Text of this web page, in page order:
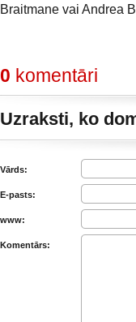
Braitmane vai Andrea
0 komentāri
Uzraksti, ko
Vārds:
E-pasts:
www:
Komentārs: